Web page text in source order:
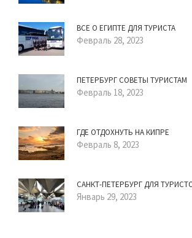
ВСЕ О ЕГИПТЕ ДЛЯ ТУРИСТА
Февраль 28, 2023
ПЕТЕРБУРГ СОВЕТЫ ТУРИСТАМ
Февраль 18, 2023
ГДЕ ОТДОХНУТЬ НА КИПРЕ
Февраль 8, 2023
САНКТ-ПЕТЕРБУРГ ДЛЯ
Январь 29, 2023